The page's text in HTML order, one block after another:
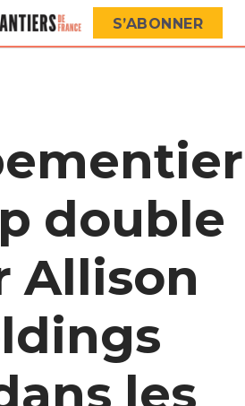
S’ABONNER
double
Allison
les